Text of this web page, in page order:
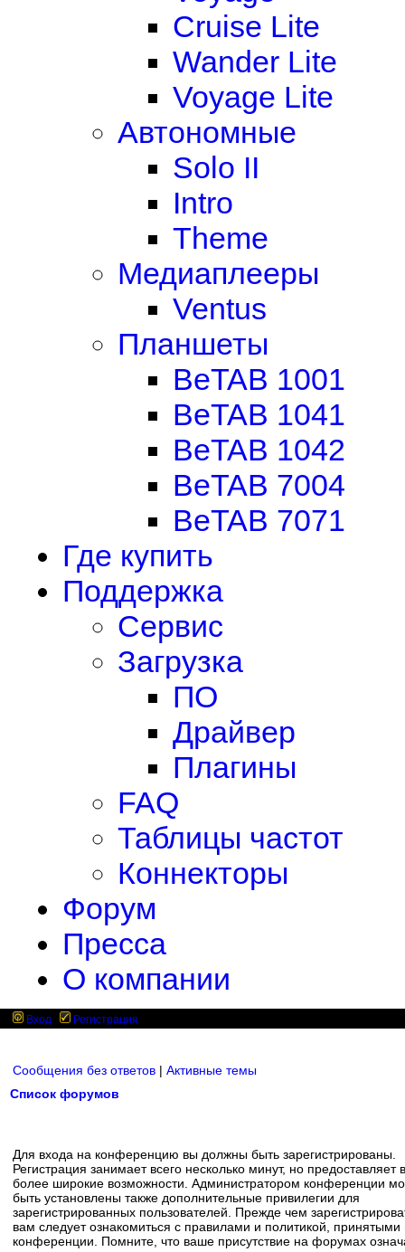
Cruise Lite
Wander Lite
Voyage Lite
Автономные
Solo II
Intro
Theme
Медиаплееры
Ventus
Планшеты
BeTAB 1001
BeTAB 1041
BeTAB 1042
BeTAB 7004
BeTAB 7071
Где купить
Поддержка
Сервис
Загрузка
ПО
Драйвер
Плагины
FAQ
Таблицы частот
Коннекторы
Форум
Пресса
О компании
Вход Регистрация
Сообщения без ответов | Активные темы
Список форумов
Для входа на конференцию вы должны быть зарегистрированы.
Регистрация занимает всего несколько минут, но предоставляет
более широкие возможности. Администратором конференции
быть установлены также дополнительные привилегии для
зарегистрированных пользователей. Прежде чем
вам следует ознакомиться с правилами и политикой, принятыми
конференции. Помните, что ваше присутствие на форумах